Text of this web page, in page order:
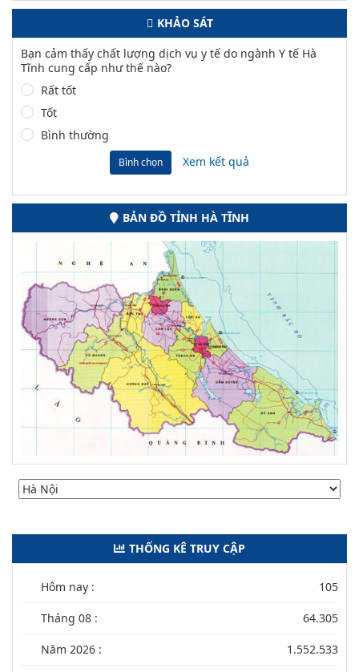
KHẢO SÁT
Bạn cảm thấy chất lượng dịch vụ y tế do ngành Y tế Hà
Tĩnh cung cấp như thế nào?
Rất tốt
Tốt
Bình thường
Bình chọn Xem kết quả
BẢN ĐỒ TỈNH HÀ TĨNH
THỐNG KÊ TRUY CẬP
Hôm nay : 105
Tháng 08 : 64.305
Năm 2026 : 1.552.533